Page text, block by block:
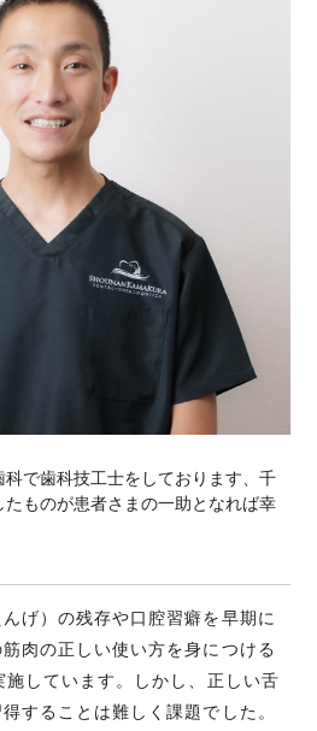
で歯科技工士をしております、千
ものが患者さまの一助となれば幸
げ）の残存や口腔習癖を早期に
肉の正しい使い方を身につける
しています。しかし、正しい舌
することは難しく課題でした。